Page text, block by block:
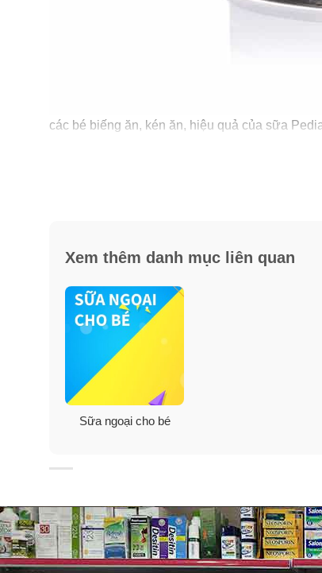
các bé biếng ăn, kén ăn, hiệu quả của sữa
Giúp trẻ biếng ăn cải thiện tình trạng dinh
Giúp trẻ biếng ăn có chỉ số phát triển cân
PediaSure Complete Balanced Nutrition
Sữa PediaSure chứa các chất dinh dưỡng
Sữa PediaSure nắp tím có lượng protein,
Sữa PediaSure Abbott cung cấp sắt để hỗ
Sữa PediaSure sử dụng 100% chất béo
Bifidobacterium) giúp hỗ trợ một hệ thống tiêu
Xem thêm danh mục liên quan
Sữa ngoại cho bé